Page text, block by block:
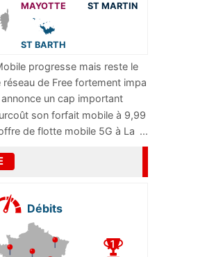
MAYOTTE ST MARTIN
ST BARTH
progresse mais reste le
...
de Free fortement impa
un cap important
...
son forfait mobile à 9,99
de flotte mobile 5G à La ...
Débits